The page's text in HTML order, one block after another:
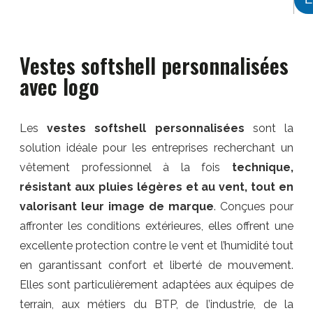
Vestes softshell personnalisées
avec logo
Lesvestes softshell personnalisées sont la
solution idéale pour les entreprises recherchant un
vêtement professionnel à la fois technique,
résistant aux pluies légères et au vent, tout en
valorisant leur image de marque. Conçues pour
affronter les conditions extérieures, elles offrent une
excellente protection contre le vent et l’humidité tout
en garantissant confort et liberté de mouvement.
Elles sont particulièrement adaptées aux équipes de
terrain, aux métiers du BTP, de l’industrie, de la